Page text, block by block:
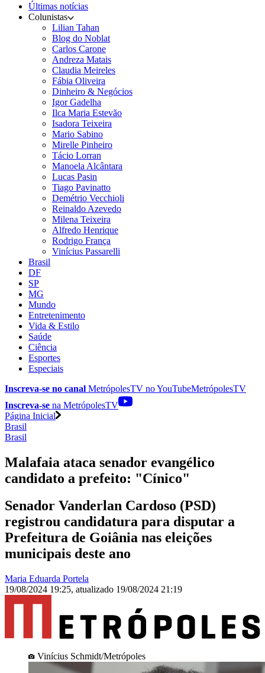
Últimas notícias
Colunistas
Lilian Tahan
Blog do Noblat
Carlos Carone
Andreza Matais
Claudia Meireles
Fábia Oliveira
Dinheiro & Negócios
Igor Gadelha
Ilca Maria Estevão
Isadora Teixeira
Mario Sabino
Mirelle Pinheiro
Tácio Lorran
Manoela Alcântara
Lucas Pasin
Tiago Pavinatto
Demétrio Vecchioli
Reinaldo Azevedo
Milena Teixeira
Alfredo Henrique
Rodrigo França
Vinícius Passarelli
Brasil
DF
SP
MG
Mundo
Entretenimento
Vida & Estilo
Saúde
Ciência
Esportes
Especiais
Inscreva-se no canal MetrópolesTV noYouTubeMetrópolesTV
Inscreva-se na MetrópolesTV
Página Inicial
Brasil
Brasil
Malafaia ataca senador evangélico
candidato a prefeito: "Cínico"
Senador Vanderlan Cardoso (PSD)
registrou candidatura para disputar a
Prefeitura de Goiânia nas eleições
municipais deste ano
Maria Eduarda Portela
19/08/2024 19:25, atualizado 19/08/2024 21:19
Vinícius Schmidt/Metrópoles